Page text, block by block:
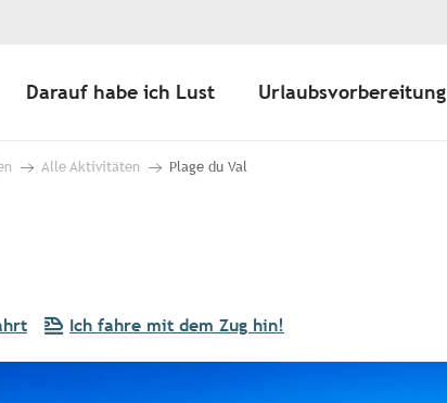
Darauf habe ich Lust Urlaubsvorbereitung
Alle Aktivitäten Plage du Val
Ich fahre mit dem Zug hin!